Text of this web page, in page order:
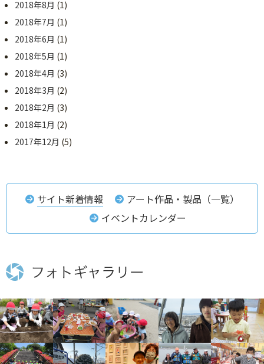
2018年8月 (1)
2018年7月 (1)
2018年6月 (1)
2018年5月 (1)
2018年4月 (3)
2018年3月 (2)
2018年2月 (3)
2018年1月 (2)
2017年12月 (5)
サイト新着情報
アート作品・製品（一覧）
イベントカレンダー